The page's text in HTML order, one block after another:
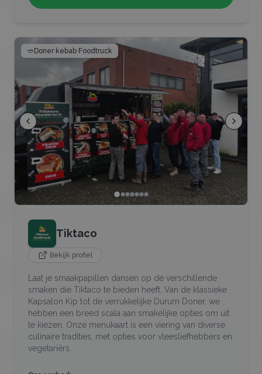
🥙Doner kebab Foodtruck
Tiktaco
Bekijk profiel
Laat je smaakpapillen dansen op de verschillende
smaken die Tiktaco te bieden heeft. Van de klassieke
Kapsalon Kip tot de verrukkelijke Durum Doner, we
hebben een breed scala aan smakelijke opties om uit
te kiezen. Onze menukaart is een viering van diverse
culinaire tradities, met opties voor vleesliefhebbers en
vegetariërs.